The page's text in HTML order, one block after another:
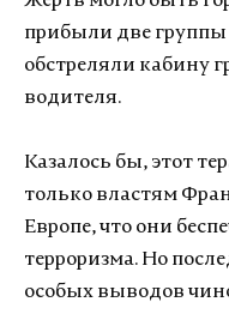
прибыли две группы
обстреляли кабину
водителя.
Казалось бы, этот
только властям
Европе, что они
терроризма. Но
особых выводов